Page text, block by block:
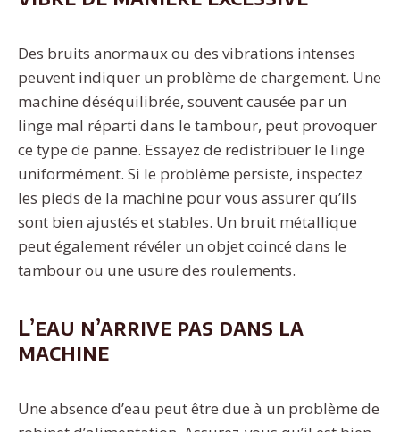
Des bruits anormaux ou des vibrations intenses
peuvent indiquer un problème de chargement. Une
machine déséquilibrée, souvent causée par un
linge mal réparti dans le tambour, peut provoquer
ce type de panne. Essayez de redistribuer le linge
uniformément. Si le problème persiste, inspectez
les pieds de la machine pour vous assurer qu’ils
sont bien ajustés et stables. Un bruit métallique
peut également révéler un objet coincé dans le
tambour ou une usure des roulements.
L’eau n’arrive pas dans la
machine
Une absence d’eau peut être due à un problème de